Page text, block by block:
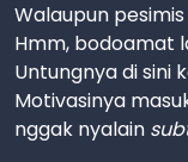
Walaupun
Hmm, bodoamat
Untungnya di sini
Motivasinya
nggak nyalain